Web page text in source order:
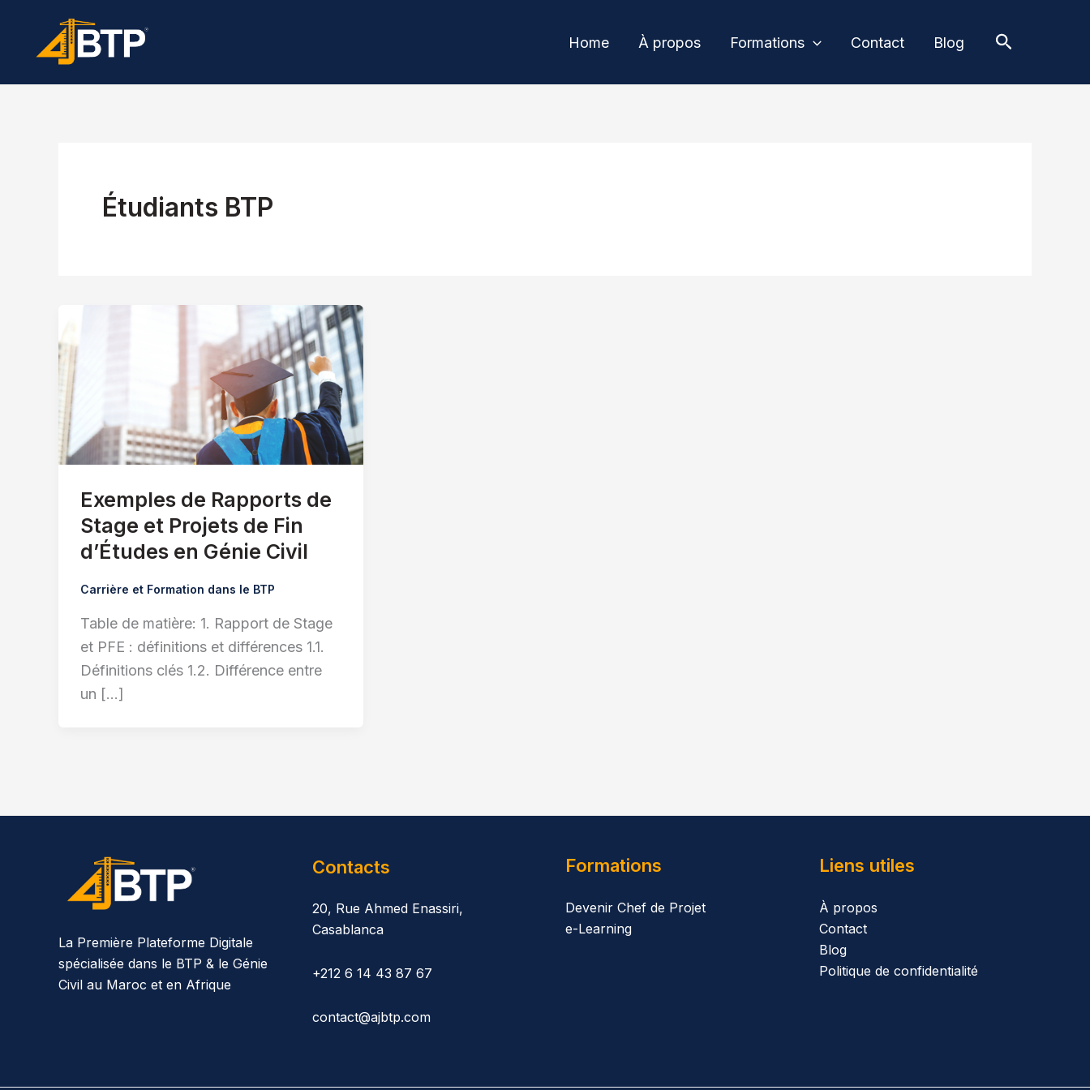
contenu
Home À propos Formations Contact Blog
Étudiants BTP
Exemples de Rapports de
Stage et Projets de Fin
d’Études en Génie Civil
Carrière et Formation dans le BTP
Table de matière: 1. Rapport de Stage
et PFE : définitions et différences 1.1.
Définitions clés 1.2. Différence entre
un […]
La Première Plateforme Digitale
spécialisée dans le BTP & le Génie
Civil au Maroc et en Afrique
Contacts
20, Rue Ahmed Enassiri,
Casablanca
+212 6 14 43 87 67
contact@ajbtp.com
Formations
Devenir Chef de Projet
e-Learning
Liens utiles
À propos
Contact
Blog
Politique de confidentialité